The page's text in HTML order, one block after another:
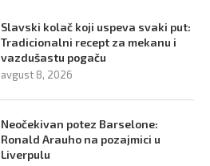
Slavski kolač koji uspeva svaki put:
Tradicionalni recept za mekanu i
vazdušastu pogaču
avgust 8, 2026
Neočekivan potez Barselone:
Ronald Arauho na pozajmici u
Liverpulu